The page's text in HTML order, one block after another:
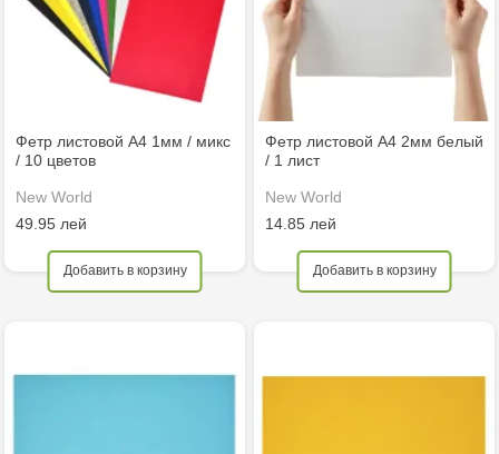
Фетр листовой А4 1мм / микс
/ 10 цветов
New World
49.95 лей
Добавить в корзину
Фетр листовой А4 2мм белый
/ 1 лист
New World
14.85 лей
Добавить в корзину